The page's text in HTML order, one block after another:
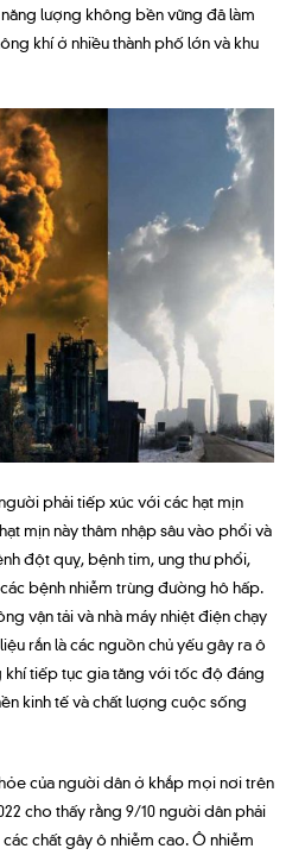
lượng không bền vững đã làm
khí ở nhiều thành phố lớn và khu
phải tiếp xúc với các hạt mịn
mịn này thâm nhập sâu vào phổi và
đột quỵ, bệnh tim, ung thư phổi,
bệnh nhiễm trùng đường hô hấp.
vận tải và nhà máy nhiệt điện chạy
rắn là các nguồn chủ yếu gây ra ô
tiếp tục gia tăng với tốc độ đáng
kinh tế và chất lượng cuộc sống
của người dân ở khắp mọi nơi trên
cho thấy rằng 9/10 người dân phải
chất gây ô nhiễm cao. Ô nhiễm